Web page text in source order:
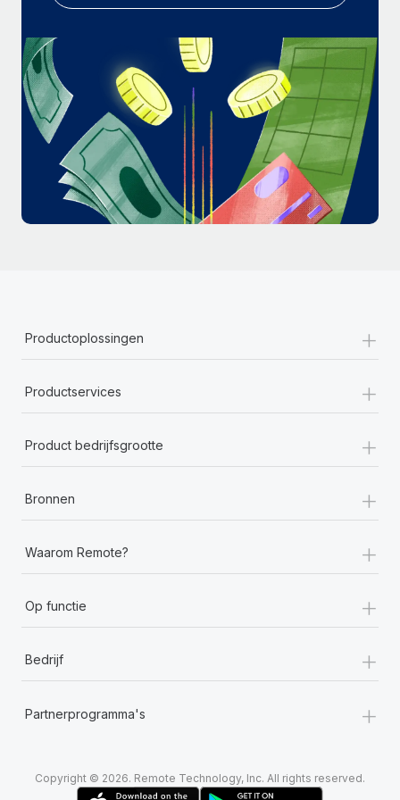
Productoplossingen +
Productservices +
Product bedrijfsgrootte +
Bronnen +
Waarom Remote? +
Op functie +
Bedrijf +
Partnerprogramma's +
Copyright © 2026. Remote Technology, Inc. All rights reserved.